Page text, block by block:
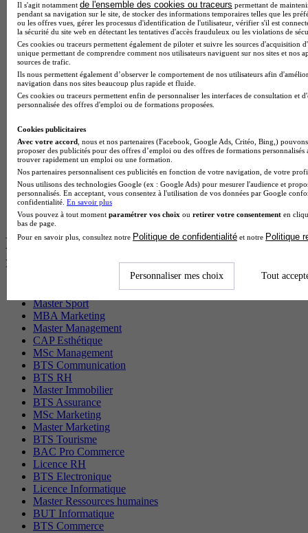
BTS Mco en alternance
BTS Pi en alternance
BTS Sp3s en alternance
Master CCA en alternance
BTS Ndrc en alternance
BTS Sam en alternance
Cap Fleuriste en alternance
BTS Sio en alternance
MSc Marketing Digital en alternance
Cap Electricien en alternance
BTS Gpn en alternance
BTS Domotique en alternance
BAC Pro Agora en alternance
BTS Sta en alternance
BTS Iris en alternance
BTS Tpl en alternance
BTS Ati en alternance
Les diplômes par filière les plus
recherchés
Master Sport
MBA Marketing
Master Management
CAP Esthétique
MSc Management
BTS Communication
BTS RH
Master Immobilier
BTS Assurance
MSc Marketing
Master Marketing
BTS Tourisme
BAC Pro Commerce
Licence RH
BTS Electronique
Licence Informatique
Master Ressources humaines
BUT Informatique
BTS Commerce
Il s'agit notamment de l'ensemble des cookies ou traceurs permettant de
pendant sa navigation sur le site, de stocker des informations temporaires telles que les
ou les offres vues, gérer les processus d'identification de l'utilisateur, vérifier s'il est
la sécurité du site web en détectant les tentatives d'accès frauduleux ou les violations de
Ces cookies ou traceurs permettent également de piloter et suivre les sources d'acquisition
unique permettant de comprendre comment nos utilisateurs naviguent sur nos sites et nos
sources de trafic.
Ils nous permettent également d’observer le comportement de nos utilisateurs afin
navigation dans nos sites beaucoup plus rapide et fluide.
Ces cookies ou traceurs permettent enfin de personnaliser les interfaces de consultation et
personnalisée des offres d'emploi ou de formations proposées.
Cookies publicitaires
Avec votre accord , nous et nos partenaires (Facebook, Google Ads, Critéo, Bing,)
proposer des publicités pour des offres d’emploi ou des offres de formations
trouver rapidement un emploi ou une formation.
Nos partenaires personnalisent ces publicités en fonction de votre navigation, de votre
Nous utilisons des technologies Google (ex : Google Ads) pour mesurer l'audience et
personnalisés. En acceptant, vous consentez à l'utilisation de vos données par Google
confidentialité. En savoir plus
Vous pouvez à tout moment paramétrer vos choix ou retirer votre consentement en
bas de page.
Pour en savoir plus, consultez notre Politique de confidentialité et notre Politique
Personnaliser mes choix Tout